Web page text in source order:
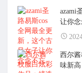
azami
让你
西尔
味新高